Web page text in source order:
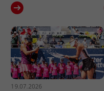
19.07.2026